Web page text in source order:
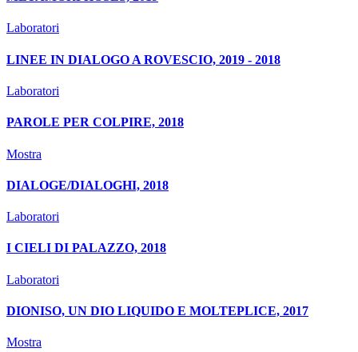
Laboratori
LINEE IN DIALOGO A ROVESCIO, 2019 - 2018
Laboratori
PAROLE PER COLPIRE, 2018
Mostra
DIALOGE/DIALOGHI, 2018
Laboratori
I CIELI DI PALAZZO, 2018
Laboratori
DIONISO, UN DIO LIQUIDO E MOLTEPLICE, 2017
Mostra